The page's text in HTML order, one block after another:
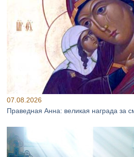
07.08.2026
Праведная Анна: великая награда за